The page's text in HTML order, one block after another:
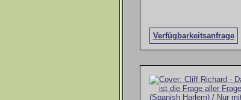
Verfügbarkeitsanfrage